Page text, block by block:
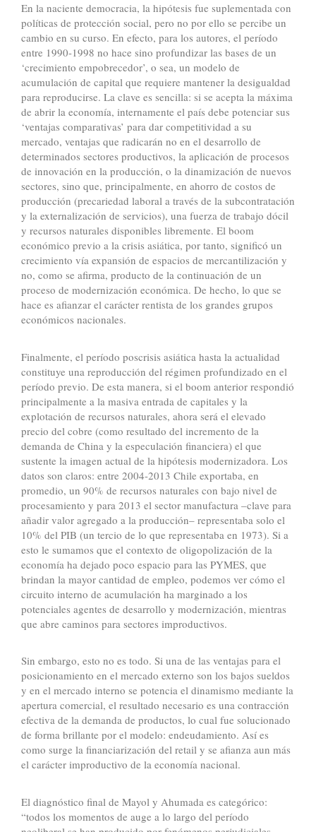
En la naciente democracia, la hipótesis fue suplementada con
políticas de protección social, pero no por ello se percibe un
cambio en su curso. En efecto, para los autores, el período
entre 1990-1998 no hace sino profundizar las bases de un
‘crecimiento empobrecedor’, o sea, un modelo de
acumulación de capital que requiere mantener la desigualdad
para reproducirse. La clave es sencilla: si se acepta la máxima
de abrir la economía, internamente el país debe potenciar sus
‘ventajas comparativas’ para dar competitividad a su
mercado, ventajas que radicarán no en el desarrollo de
determinados sectores productivos, la aplicación de procesos
de innovación en la producción, o la dinamización de nuevos
sectores, sino que, principalmente, en ahorro de costos de
producción (precariedad laboral a través de la subcontratación
y la externalización de servicios), una fuerza de trabajo dócil
y recursos naturales disponibles libremente. El boom
económico previo a la crisis asiática, por tanto, significó un
crecimiento vía expansión de espacios de mercantilización y
no, como se afirma, producto de la continuación de un
proceso de modernización económica. De hecho, lo que se
hace es afianzar el carácter rentista de los grandes grupos
económicos nacionales.
Finalmente, el período poscrisis asiática hasta la actualidad
constituye una reproducción del régimen profundizado en el
período previo. De esta manera, si el boom anterior respondió
principalmente a la masiva entrada de capitales y la
explotación de recursos naturales, ahora será el elevado
precio del cobre (como resultado del incremento de la
demanda de China y la especulación financiera) el que
sustente la imagen actual de la hipótesis modernizadora. Los
datos son claros: entre 2004-2013 Chile exportaba, en
promedio, un 90% de recursos naturales con bajo nivel de
procesamiento y para 2013 el sector manufactura –clave para
añadir valor agregado a la producción– representaba solo el
10% del PIB (un tercio de lo que representaba en 1973). Si a
esto le sumamos que el contexto de oligopolización de la
economía ha dejado poco espacio para las PYMES, que
brindan la mayor cantidad de empleo, podemos ver cómo el
circuito interno de acumulación ha marginado a los
potenciales agentes de desarrollo y modernización, mientras
que abre caminos para sectores improductivos.
Sin embargo, esto no es todo. Si una de las ventajas para el
posicionamiento en el mercado externo son los bajos sueldos
y en el mercado interno se potencia el dinamismo mediante la
apertura comercial, el resultado necesario es una contracción
efectiva de la demanda de productos, lo cual fue solucionado
de forma brillante por el modelo: endeudamiento. Así es
como surge la financiarización del retail y se afianza aun más
el carácter improductivo de la economía nacional.
El diagnóstico final de Mayol y Ahumada es categórico:
“todos los momentos de auge a lo largo del período